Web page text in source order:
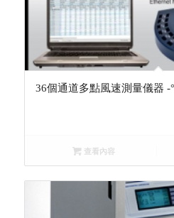
36個通道多點風速測量儀器 -
查看內容